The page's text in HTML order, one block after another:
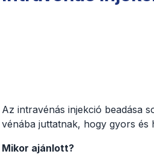
Az intravénás injekció beadása
vénába juttatnak, hogy gyors és
Mikor ajánlott?